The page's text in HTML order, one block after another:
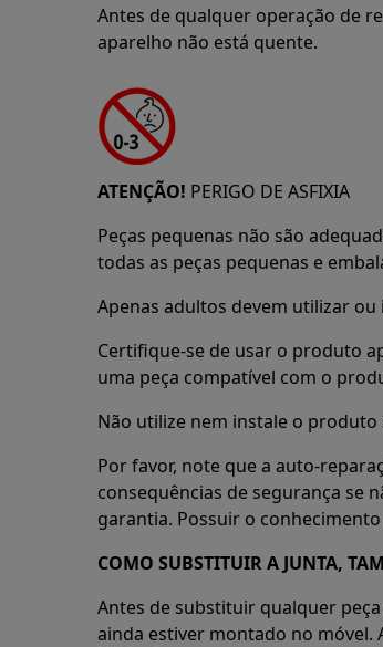
Antes de qualquer operação de
aparelho não está quente.
ATENÇÃO! PERIGO DE ASFIXIA
Peças pequenas não são
todas as peças pequenas e
Apenas adultos devem utilizar
Certifique-se de usar o produto
uma peça compatível com o
Não utilize nem instale o produto
Por favor, note que a auto-
consequências de segurança se
garantia. Possuir o
COMO SUBSTITUIR A JUNTA,
Antes de substituir qualquer
ainda estiver montado no móvel.